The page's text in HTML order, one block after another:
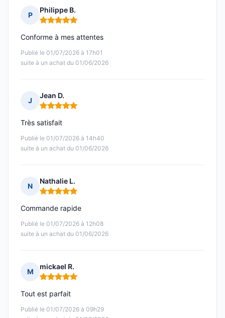
P
Philippe B.
Note : 5 sur 5
Publié le 01/07/2026 à 17h01
suite à un achat du 01/06/2026
Conforme à mes attentes
J
Jean D.
Note : 5 sur 5
Publié le 01/07/2026 à 14h40
suite à un achat du 01/06/2026
Très satisfait
N
Nathalie L.
Note : 5 sur 5
Publié le 01/07/2026 à 12h08
suite à un achat du 01/06/2026
Commande rapide
M
mickael R.
Note : 5 sur 5
Publié le 01/07/2026 à 09h29
Tout est parfait